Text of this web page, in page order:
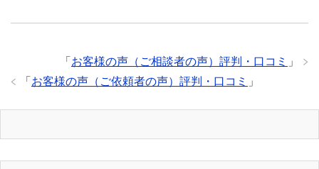
「 お客様の声（ご相談者の声）評判・口コミ
」
「 お客様の声（ご依頼者の声）評判・口コミ 」